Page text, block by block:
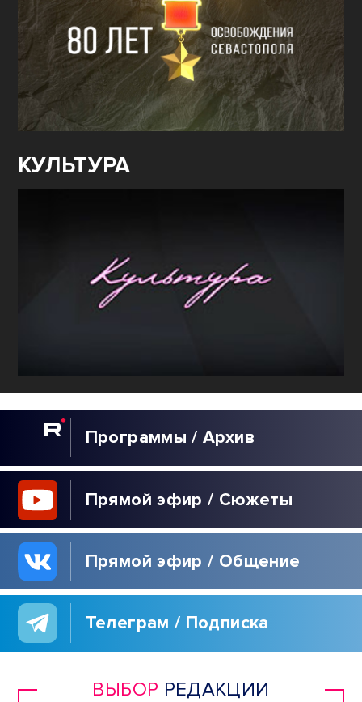
Программы / Архив
Прямой эфир / Сюжеты
Прямой эфир / Общение
Телеграм / Подписка
ВЫБОР РЕДАКЦИИ
КУЛЬТУРА